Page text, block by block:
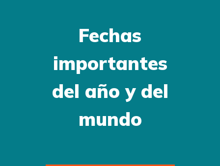
Fechas
importantes
del año y del
mundo